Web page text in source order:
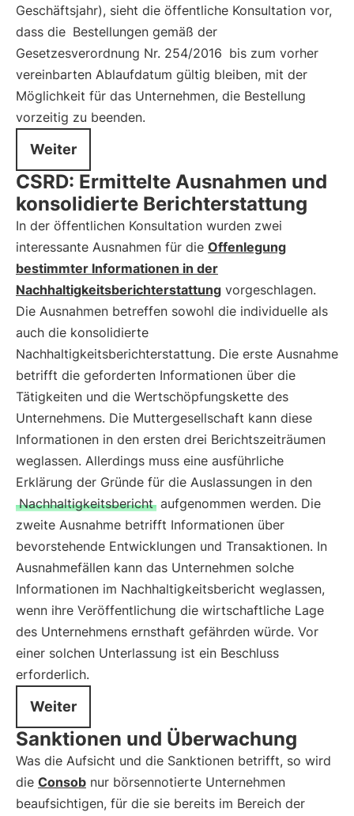
Geschäftsjahr), sieht die öffentliche Konsultation vor,
dass die Bestellungen gemäß der
Gesetzesverordnung Nr. 254/2016 bis zum vorher
vereinbarten Ablaufdatum gültig bleiben, mit der
Möglichkeit für das Unternehmen, die Bestellung
vorzeitig zu beenden.
Weiter
CSRD: Ermittelte Ausnahmen und
konsolidierte Berichterstattung
In der öffentlichen Konsultation wurden zwei
interessante Ausnahmen für die Offenlegung
bestimmter Informationen in der
Nachhaltigkeitsberichterstattung vorgeschlagen.
Die Ausnahmen betreffen sowohl die individuelle als
auch die konsolidierte
Nachhaltigkeitsberichterstattung. Die erste Ausnahme
betrifft die geforderten Informationen über die
Tätigkeiten und die Wertschöpfungskette des
Unternehmens. Die Muttergesellschaft kann diese
Informationen in den ersten drei Berichtszeiträumen
weglassen. Allerdings muss eine ausführliche
Erklärung der Gründe für die Auslassungen in den
Nachhaltigkeitsbericht aufgenommen werden. Die
zweite Ausnahme betrifft Informationen über
bevorstehende Entwicklungen und Transaktionen. In
Ausnahmefällen kann das Unternehmen solche
Informationen im Nachhaltigkeitsbericht weglassen,
wenn ihre Veröffentlichung die wirtschaftliche Lage
des Unternehmens ernsthaft gefährden würde. Vor
einer solchen Unterlassung ist ein Beschluss
erforderlich.
Weiter
Sanktionen und Überwachung
Was die Aufsicht und die Sanktionen betrifft, so wird
die Consob nur börsennotierte Unternehmen
beaufsichtigen, für die sie bereits im Bereich der